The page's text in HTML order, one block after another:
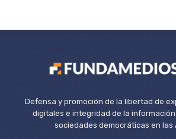
Defensa y promoción de la libertad de
digitales e integridad de la
sociedades democráticas en las